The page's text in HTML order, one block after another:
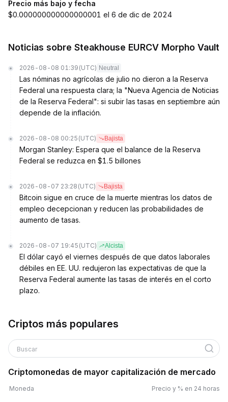
Precio más bajo y fecha
$0.000000000000000001 el 6 de dic de 2024
Noticias sobre Steakhouse EURCV Morpho Vault
2026-08-08 01:39 (UTC) Neutral
Las nóminas no agrícolas de julio no dieron a la Reserva
Federal una respuesta clara; la "Nueva Agencia de Noticias
de la Reserva Federal": si subir las tasas en septiembre aún
depende de la inflación.
2026-08-08 00:25 (UTC) Bajista
Morgan Stanley: Espera que el balance de la Reserva
Federal se reduzca en $1.5 billones
2026-08-07 23:28 (UTC) Bajista
Bitcoin sigue en cruce de la muerte mientras los datos de
empleo decepcionan y reducen las probabilidades de
aumento de tasas.
2026-08-07 19:45 (UTC) Alcista
El dólar cayó el viernes después de que datos laborales
débiles en EE. UU. redujeron las expectativas de que la
Reserva Federal aumente las tasas de interés en el corto
plazo.
Criptos más populares
Buscar
Criptomonedas de mayor capitalización de mercado
Moneda Precio y % en 24 horas